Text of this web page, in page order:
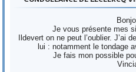
Je vous présente mes
Ildevert on ne peut l’oublier. J’ai
lui : notamment le tondage
Je fais mon possible